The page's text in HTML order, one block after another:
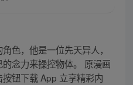
色，他是一位先天异人，
念力来操控物体。 原漫画
按钮下载 App 立享精彩内